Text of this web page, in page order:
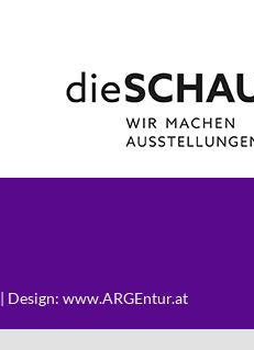
| Design: www.ARGEntur.at